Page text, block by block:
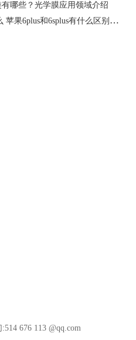
哪些？光学膜应用领域介绍
苹果6 plus和6s plus的区别是什么 苹果6plus和6splus有什么区别0全球要闻
676 113 @qq.com